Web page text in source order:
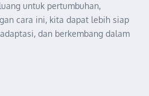
untuk pertumbuhan,
cara ini, kita dapat lebih siap
dan berkembang dalam